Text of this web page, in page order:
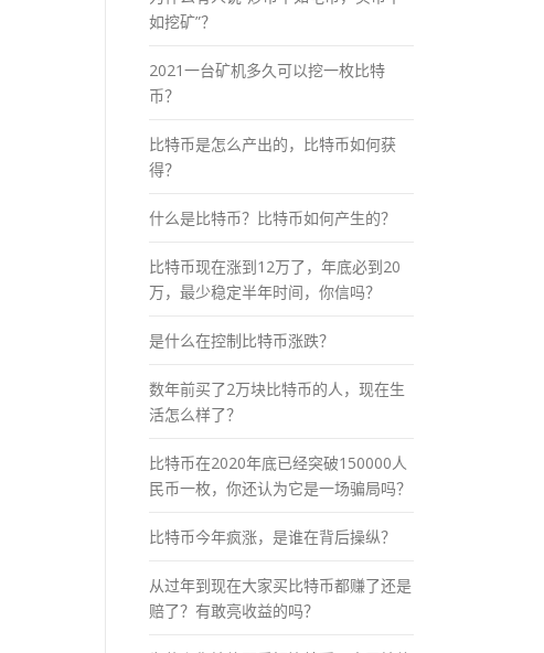
如挖矿”？
2021一台矿机多久可以挖一枚比特
币？
比特币是怎么产出的，比特币如何获
得？
什么是比特币？比特币如何产生的？
比特币现在涨到12万了，年底必到20
万，最少稳定半年时间，你信吗？
是什么在控制比特币涨跌？
数年前买了2万块比特币的人，现在生
活怎么样了？
比特币在2020年底已经突破150000人
民币一枚，你还认为它是一场骗局吗？
比特币今年疯涨，是谁在背后操纵？
从过年到现在大家买比特币都赚了还是
赔了？有敢亮收益的吗？